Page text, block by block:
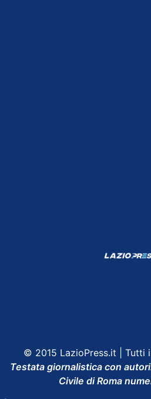
© 2015 LazioPress.it | Tutti
Testata giornalistica con
Civile di Roma